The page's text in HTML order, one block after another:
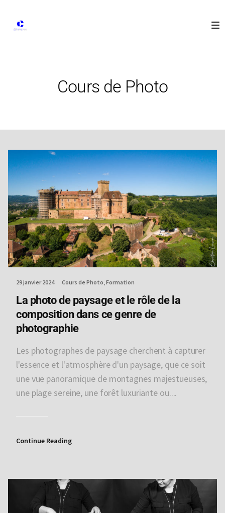
Cours de Photo
29 janvier 2024 Cours de Photo Formation
La photo de paysage et le rôle de la
composition dans ce genre de
photographie
Les photographes de paysage cherchent à capturer
l'essence et l'atmosphère d'un paysage, que ce soit
une vue panoramique de montagnes majestueuses,
une plage sereine, une forêt luxuriante ou....
Continue Reading